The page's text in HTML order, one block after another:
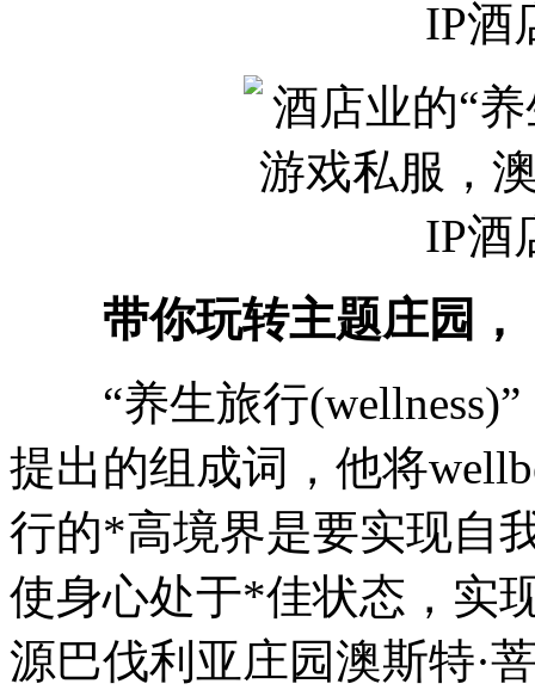
带你玩转主题庄园
“养生旅行(wellness)”
提出的组成词，他将
行的*高境界是要实现自
使身心处于*佳状态，实
源巴伐利亚庄园澳斯特·